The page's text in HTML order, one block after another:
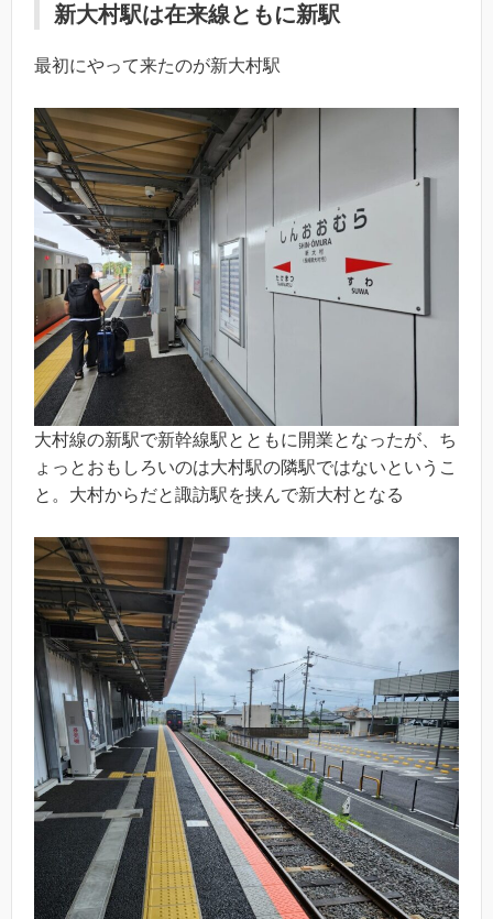
新大村駅は在来線ともに新駅
最初にやって来たのが新大村駅
大村線の新駅で新幹線駅とともに開業となったが、ち
ょっとおもしろいのは大村駅の隣駅ではないというこ
と。大村からだと諏訪駅を挟んで新大村となる